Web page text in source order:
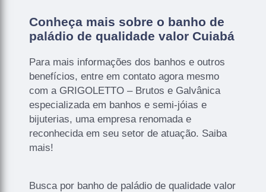
Conheça mais sobre o banho de
paládio de qualidade valor Cuiabá
Para mais informações dos banhos e outros
benefícios, entre em contato agora mesmo
com a GRIGOLETTO – Brutos e Galvânica
especializada em banhos e semi-jóias e
bijuterias, uma empresa renomada e
reconhecida em seu setor de atuação. Saiba
mais!
Busca por banho de paládio de qualidade valor